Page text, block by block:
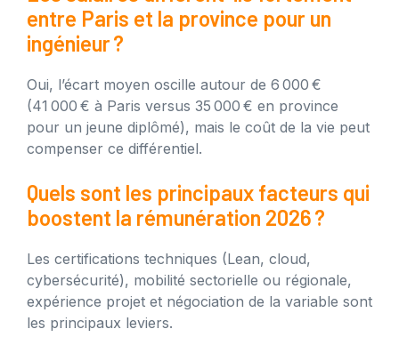
entre Paris et la province pour un
ingénieur ?
Oui, l’écart moyen oscille autour de 6 000 €
(41 000 € à Paris versus 35 000 € en province
pour un jeune diplômé), mais le coût de la vie peut
compenser ce différentiel.
Quels sont les principaux facteurs qui
boostent la rémunération 2026 ?
Les certifications techniques (Lean, cloud,
cybersécurité), mobilité sectorielle ou régionale,
expérience projet et négociation de la variable sont
les principaux leviers.